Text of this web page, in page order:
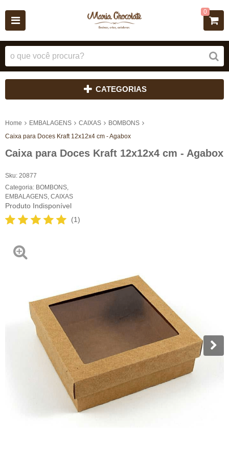
0
CATEGORIAS
Home EMBALAGENS CAIXAS
BOMBONS
Caixa para Doces Kraft 12x12x4 cm - Agabox
Caixa para Doces Kraft 12x12x4 cm - Agabox
Sku: 20877
Categoria: BOMBONS
EMBALAGENS CAIXAS
Produto Indisponível
(1)